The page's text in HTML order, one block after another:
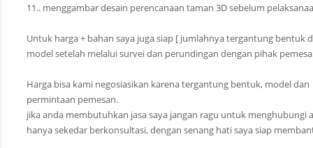
11.. menggambar desain perencanaan taman 3D sebelum
Untuk harga + bahan saya juga siap [ jumlahnya tergantung bentuk
model setelah melalui survei dan perundingan dengan pihak
Harga bisa kami negosiasikan karena tergantung bentuk, model dan
permintaan pemesan.
jika anda membutuhkan jasa saya jangan ragu untuk menghubungi
hanya sekedar berkonsultasi, dengan senang hati saya siap